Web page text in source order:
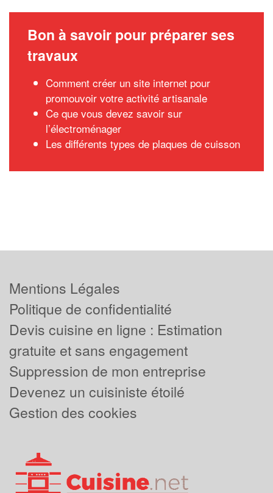
Bon à savoir pour préparer ses
travaux
Comment créer un site internet pour
promouvoir votre activité artisanale
Ce que vous devez savoir sur
l’électroménager
Les différents types de plaques de cuisson
Mentions Légales
Politique de confidentialité
Devis cuisine en ligne : Estimation
gratuite et sans engagement
Suppression de mon entreprise
Devenez un cuisiniste étoilé
Gestion des cookies